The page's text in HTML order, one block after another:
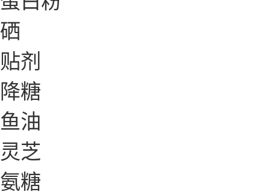
硒
贴剂
降糖
鱼油
灵芝
氨糖